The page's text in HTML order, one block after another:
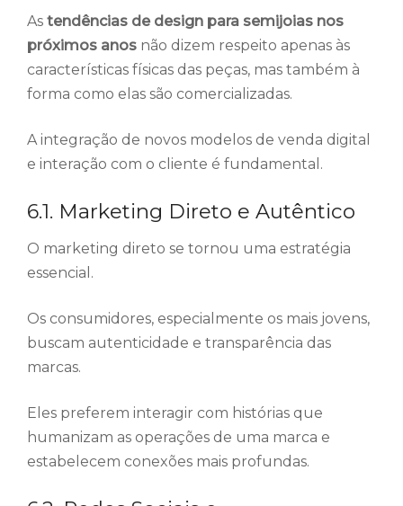
As tendências de design para semijoias nos
próximos anos não dizem respeito apenas às
características físicas das peças, mas também à
forma como elas são comercializadas.
A integração de novos modelos de venda digital
e interação com o cliente é fundamental.
6.1. Marketing Direto e Autêntico
O marketing direto se tornou uma estratégia
essencial.
Os consumidores, especialmente os mais jovens,
buscam autenticidade e transparência das
marcas.
Eles preferem interagir com histórias que
humanizam as operações de uma marca e
estabelecem conexões mais profundas.